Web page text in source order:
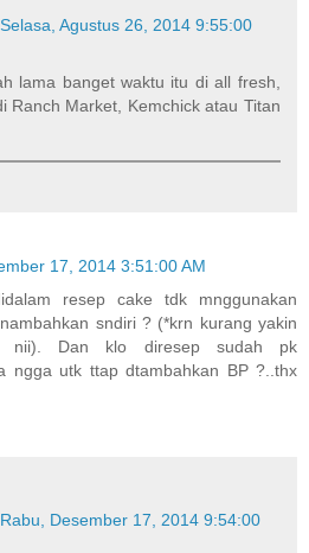
Selasa, Agustus 26, 2014 9:55:00
lama banget waktu itu di all fresh,
Ranch Market, Kemchick atau Titan
17, 2014 3:51:00 AM
resep cake tdk mnggunakan
sndiri ? (*krn kurang yakin
nii). Dan klo diresep sudah pk
ngga utk ttap dtambahkan BP ?..thx
Rabu, Desember 17, 2014 9:54:00